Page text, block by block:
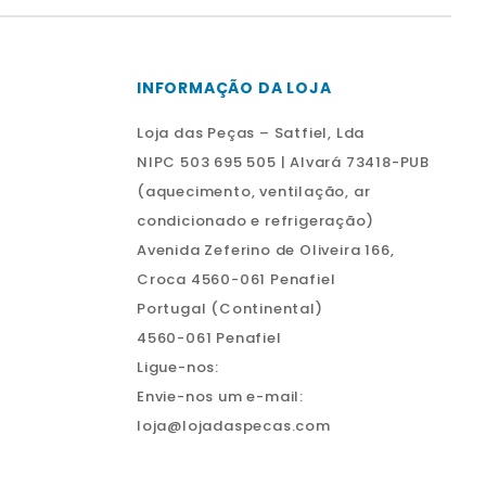
INFORMAÇÃO DA LOJA
Loja das Peças – Satfiel, Lda
NIPC 503 695 505 | Alvará 73418-PUB
(aquecimento, ventilação, ar
condicionado e refrigeração)
Avenida Zeferino de Oliveira 166,
Croca 4560-061 Penafiel
Portugal (Continental)
4560-061 Penafiel
Ligue-nos:
Envie-nos um e-mail:
loja@lojadaspecas.com